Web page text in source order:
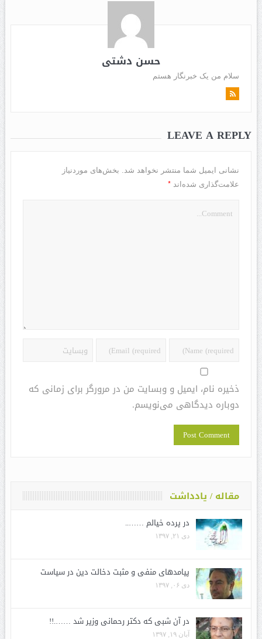
حسن دشتی
سلام من یک خبرنگار هستم
LEAVE A REPLY
نشانی ایمیل شما منتشر نخواهد شد. بخش‌های موردنیاز
علامت‌گذاری شده‌اند *
ذخیره نام، ایمیل و وبسایت من در مرورگر برای زمانی که
دوباره دیدگاهی می‌نویسم.
مقاله / یادداشت
در پرده خیالم ……..
دی ۲۱, ۱۳۹۷
پیامدهای منفی و مثبت دخالت دین در سیاست
دی ۰۶, ۱۳۹۷
در آن شبی که دکتر رحمانی وزیر شد …….!!
آبان ۱۹, ۱۳۹۷